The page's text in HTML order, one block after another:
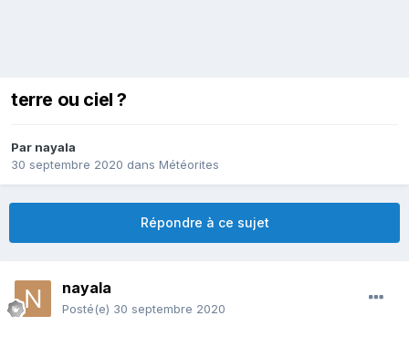
terre ou ciel ?
Par nayala
30 septembre 2020 dans Météorites
Répondre à ce sujet
nayala
Posté(e) 30 septembre 2020